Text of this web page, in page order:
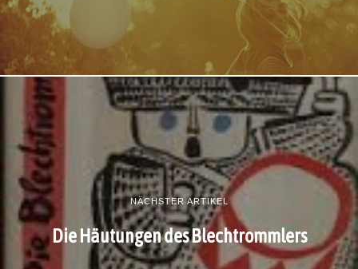
NÄCHSTER ARTIKEL
Die Häutungen des Blechtrommlers